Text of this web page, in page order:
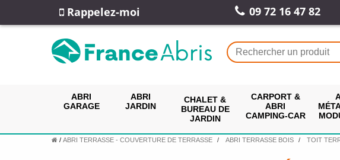
Rappelez-moi 09 72 16 47 82
ABRI
GARAGE
ABRI
JARDIN
CHALET &
BUREAU DE
JARDIN
CARPORT &
ABRI
CAMPING-CAR
/ ABRI TERRASSE - COUVERTURE DE TERRASSE ABRI TERRASSE BOIS TOIT